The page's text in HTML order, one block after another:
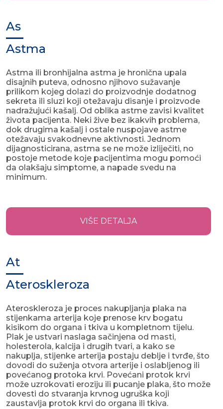
As
Astma
Astma ili bronhijalna astma je hronična upala
disajnih puteva, odnosno njihovo sužavanje
prilikom kojeg dolazi do proizvodnje dodatnog
sekreta ili sluzi koji otežavaju disanje i proizvode
nadražujući kašalj. Od oblika astme zavisi kvalitet
života pacijenta. Neki žive bez ikakvih problema,
dok drugima kašalj i ostale nuspojave astme
otežavaju svakodnevne aktivnosti. Jednom
dijagnosticirana, astma se ne može izliječiti, no
postoje metode koje pacijentima mogu pomoći
da olakšaju simptome, a napade svedu na
minimum.
VIŠE DETALJA
At
Ateroskleroza
Ateroskleroza je proces nakupljanja plaka na
stijenkama arterija koje prenose krv bogatu
kisikom do organa i tkiva u kompletnom tijelu.
Plak je ustvari naslaga sačinjena od masti,
holesterola, kalcija i drugih tvari, a kako se
nakuplja, stijenke arterija postaju deblje i tvrđe, što
dovodi do suženja otvora arterije i oslabljenog ili
povećanog protoka krvi. Povećani protok krvi
može uzrokovati eroziju ili pucanje plaka, što može
dovesti do stvaranja krvnog ugruška koji
zaustavlja protok krvi do organa ili tkiva.